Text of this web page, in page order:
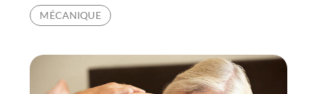
DE
EN
MÉCANIQUE